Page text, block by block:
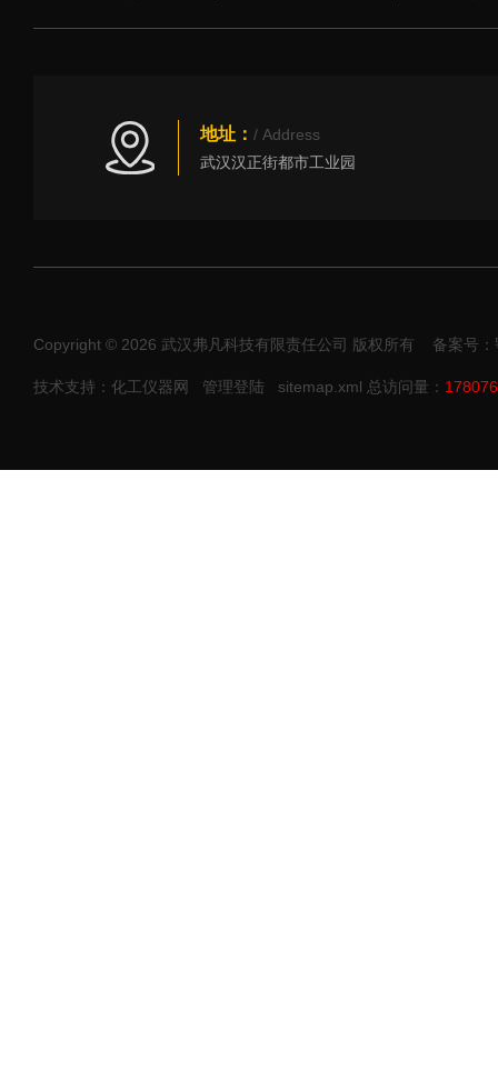
地址： / Address
武汉汉正街都市工业园
Copyright © 2026 武汉弗凡科技有限责任公司 版权所有 备案号
技术支持：化工仪器网 管理登陆 sitemap.xml 总访问量： 178076